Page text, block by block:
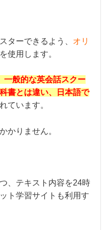
ターできるよう、 オリ
を使用します。
一般的な英会話スクー
書とは違い、日本語で
ています。
かりません。
、テキスト内容を24時
ト学習サイトも利用す